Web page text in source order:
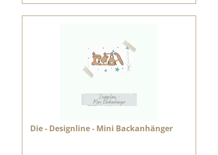
Die - Designline - Mini Backanhänger